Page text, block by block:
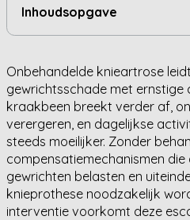
Inhoudsopgave
Onbehandelde knieartrose
gewrichtsschade met ernstige
kraakbeen breekt verder af,
verergeren, en dagelijkse
steeds moeilijker. Zonder
compensatiemechanismen die
gewrichten belasten en
knieprothese noodzakelijk
interventie voorkomt deze